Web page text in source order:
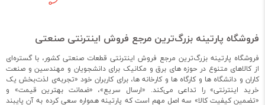
فروشگاه پارتینه بزرگ‌ترین مرجع فروش اینترنتی صنعتی
فروشگاه پارتینه بزرگ‌ترین مرجع فروش اینترنتی قطعات صنعتی کشور، با گستره‌ای
از کالاهای متنوع در حوزه های برق و مکانیک برای دانشجویان و مهندسین و صنعت
کاران و دانشگاه ها و کارگاه ها و کارخانه ها، برای کاربران خود «تجربه‌ی لذت‌بخش یک
خرید اینترنتی» را تداعی می‌کند. «ارسال سریع»، «ضمانت بهترین قیمت» و
«تضمین کیفیت کالا» سه اصل مهم است که پارتینه همواره سعی کرده به آن پایبند